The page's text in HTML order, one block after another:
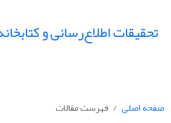
تحقیقات اطلاع‌رسانی و
صفحه اصلی
فهرست مقالات